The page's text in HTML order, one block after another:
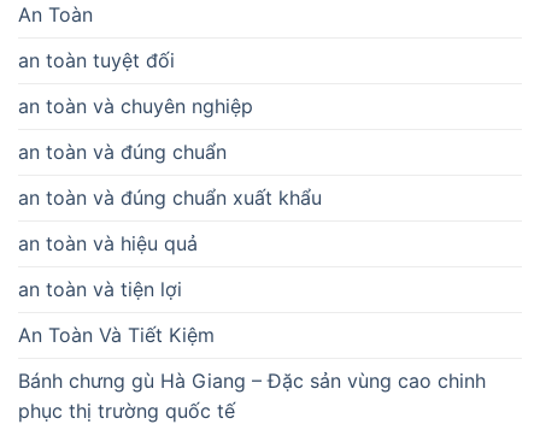
An Toàn
an toàn tuyệt đối
an toàn và chuyên nghiệp
an toàn và đúng chuẩn
an toàn và đúng chuẩn xuất khẩu
an toàn và hiệu quả
an toàn và tiện lợi
An Toàn Và Tiết Kiệm
Bánh chưng gù Hà Giang – Đặc sản vùng cao chinh
phục thị trường quốc tế